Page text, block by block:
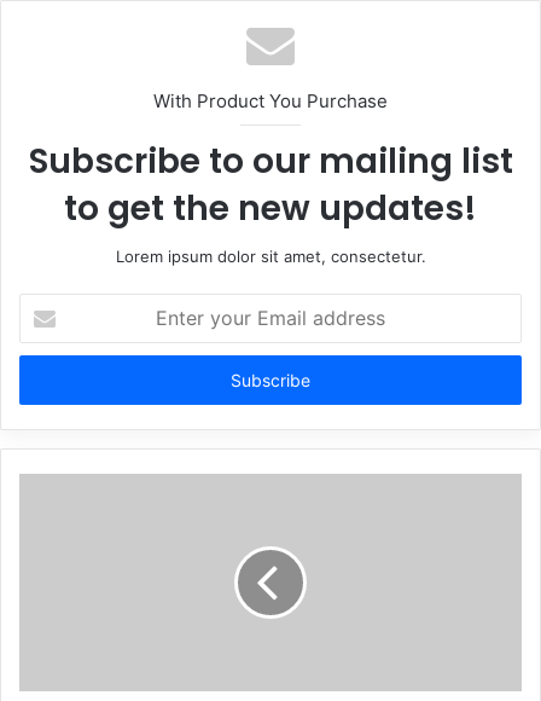
With Product You Purchase
Subscribe to our mailing list
to get the new updates!
Lorem ipsum dolor sit amet, consectetur.
your
Email